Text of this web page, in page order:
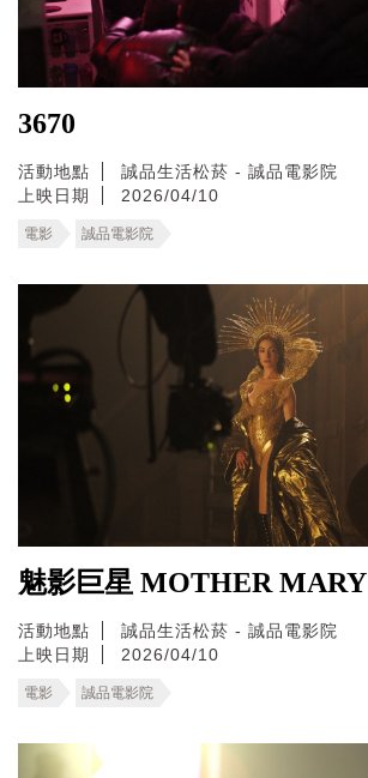
3670
活動地點
誠品生活松菸 - 誠品電影院
上映日期
2026/04/10
電影 誠品電影院
魅影巨星 MOTHER MARY
活動地點
誠品生活松菸 - 誠品電影院
上映日期
2026/04/10
電影 誠品電影院